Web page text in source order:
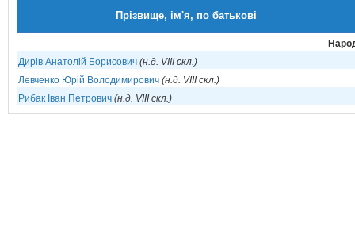
Прізвище, ім'я, по батькові
Дирів Анатолій Борисович (н.д. VIII скл.)
Левченко Юрій Володимирович (н.д. VIII скл.)
Рибак Іван Петрович (н.д. VIII скл.)